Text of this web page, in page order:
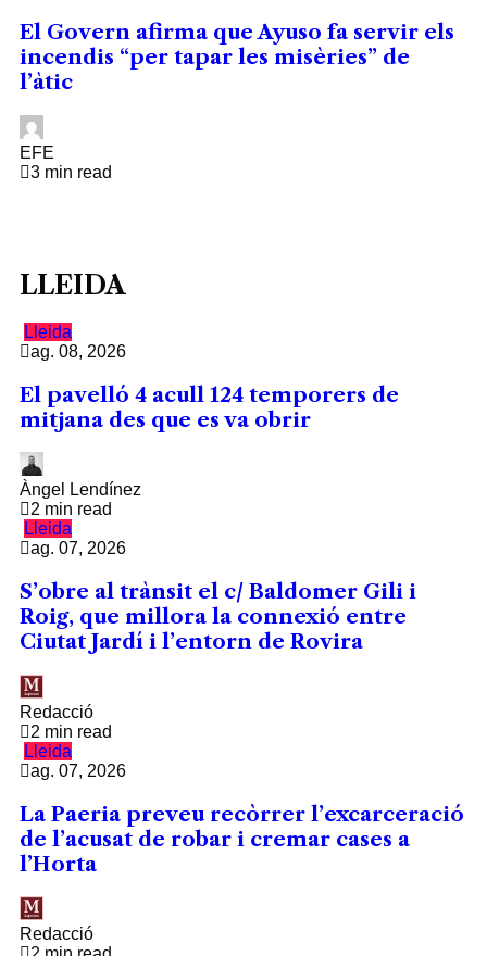
El Govern afirma que Ayuso fa servir els
incendis “per tapar les misèries” de
l’àtic
EFE
3 min read
LLEIDA
Lleida
ag. 08, 2026
El pavelló 4 acull 124 temporers de
mitjana des que es va obrir
Àngel Lendínez
2 min read
Lleida
ag. 07, 2026
S’obre al trànsit el c/ Baldomer Gili i
Roig, que millora la connexió entre
Ciutat Jardí i l’entorn de Rovira
Redacció
2 min read
Lleida
ag. 07, 2026
La Paeria preveu recòrrer l’excarceració
de l’acusat de robar i cremar cases a
l’Horta
Redacció